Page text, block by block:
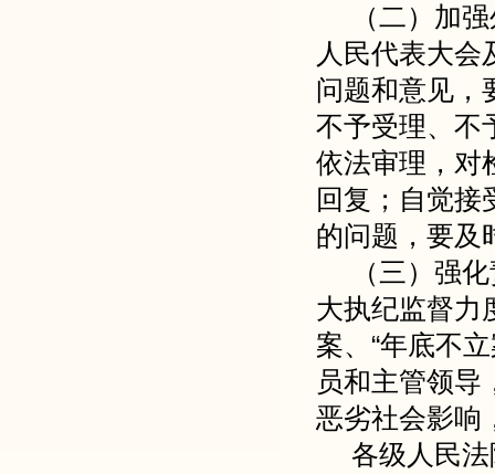
（二）加
人民代表大
问题和意见，
不予受理、不
依法审理，对
回复；自觉接
的问题，要及
（三）强
大执纪监督力
案、“年底不
员和主管领导
恶劣社会影响
各级人民